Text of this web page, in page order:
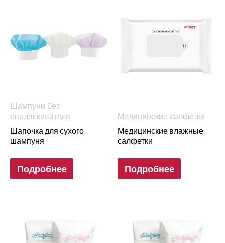
Шампуни без
ополаскивателя
Шапочка для сухого
шампуня
Подробнее
Медицинские салфетки
Медицинские влажные
салфетки
Подробнее